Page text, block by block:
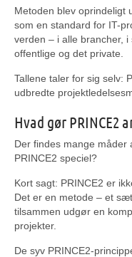
Metoden blev oprindeligt
som en standard for IT-
verden – i alle brancher,
offentlige og det private.
Tallene taler for sig selv:
udbredte
Hvad gør PRINCE2
Der findes mange
PRINCE2 speciel?
Kort sagt: PRINCE2 er
Det er en metode – et
tilsammen udgør en
projekter.
De syv PRINCE2-